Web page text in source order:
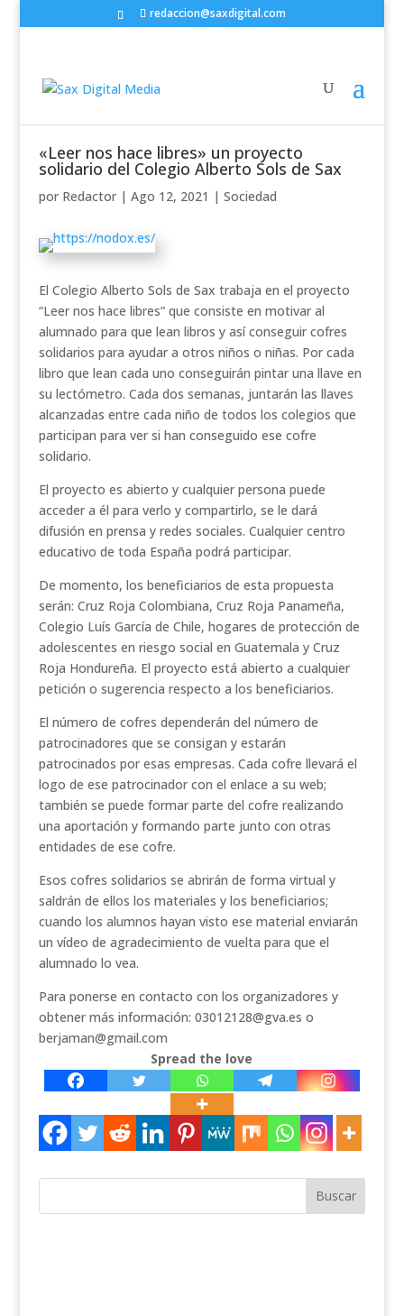
redaccion@saxdigital.com
«Leer nos hace libres» un proyecto
solidario del Colegio Alberto Sols de Sax
por Redactor| Ago 12, 2021 | Sociedad
El Colegio Alberto Sols de Sax trabaja en el proyecto
“Leer nos hace libres” que consiste en motivar al
alumnado para que lean libros y así conseguir cofres
solidarios para ayudar a otros niños o niñas. Por cada
libro que lean cada uno conseguirán pintar una llave en
su lectómetro. Cada dos semanas, juntarán las llaves
alcanzadas entre cada niño de todos los colegios que
participan para ver si han conseguido ese cofre
solidario.
El proyecto es abierto y cualquier persona puede
acceder a él para verlo y compartirlo, se le dará
difusión en prensa y redes sociales. Cualquier centro
educativo de toda España podrá participar.
De momento, los beneficiarios de esta propuesta
serán: Cruz Roja Colombiana, Cruz Roja Panameña,
Colegio Luís García de Chile, hogares de protección de
adolescentes en riesgo social en Guatemala y Cruz
Roja Hondureña. El proyecto está abierto a cualquier
petición o sugerencia respecto a los beneficiarios.
El número de cofres dependerán del número de
patrocinadores que se consigan y estarán
patrocinados por esas empresas. Cada cofre llevará el
logo de ese patrocinador con el enlace a su web;
también se puede formar parte del cofre realizando
una aportación y formando parte junto con otras
entidades de ese cofre.
Esos cofres solidarios se abrirán de forma virtual y
saldrán de ellos los materiales y los beneficiarios;
cuando los alumnos hayan visto ese material enviarán
un vídeo de agradecimiento de vuelta para que el
alumnado lo vea.
Para ponerse en contacto con los organizadores y
obtener más información: 03012128@gva.es o
berjaman@gmail.com
Spread the love